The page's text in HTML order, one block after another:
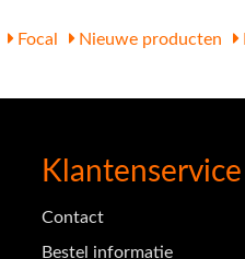
Focal Nieuwe producten
Klantenservice
Contact
Bestel informatie